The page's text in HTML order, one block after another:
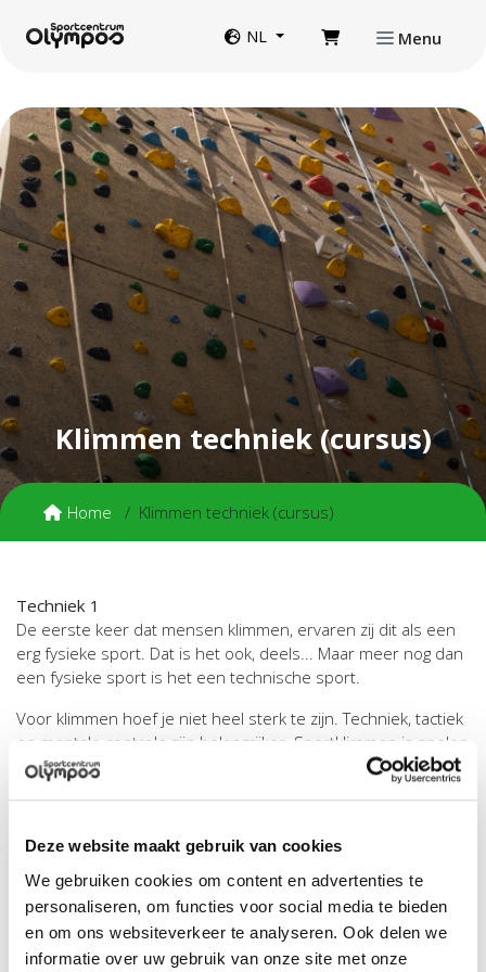
Deze website maakt gebruik van cookies
We gebruiken cookies om content en advertenties te
personaliseren, om functies voor social media te bieden
en om ons websiteverkeer te analyseren. Ook delen we
informatie over uw gebruik van onze site met onze
NL Menu
Klimmen techniek (cursus)
Home Klimmen techniek (cursus)
Techniek 1
De eerste keer dat mensen klimmen, ervaren zij dit als een
erg fysieke sport. Dat is het ook, deels... Maar meer nog dan
een fysieke sport is het een technische sport.
Voor klimmen hoef je niet heel sterk te zijn. Techniek, tactiek
en mentale controle zijn belangrijker. Sportklimmen is spelen
met je evenwicht. Of zoals David Van Reybrouck het zegt:
essentiële tips en tricks om snel beter te worden. De basale
technieken worden aangereikt om zo efficiënt mogelijk te
leren klimmen. Onderwerpen hierbij zijn onder andere
voetplaatsing, evenwichtsverplaatsing en frontaal- versus
ingedraaid klimmen. Aan het eind van de cursus ken je alle
basistechnieken om efficiënt te kunnen klimmen. Je